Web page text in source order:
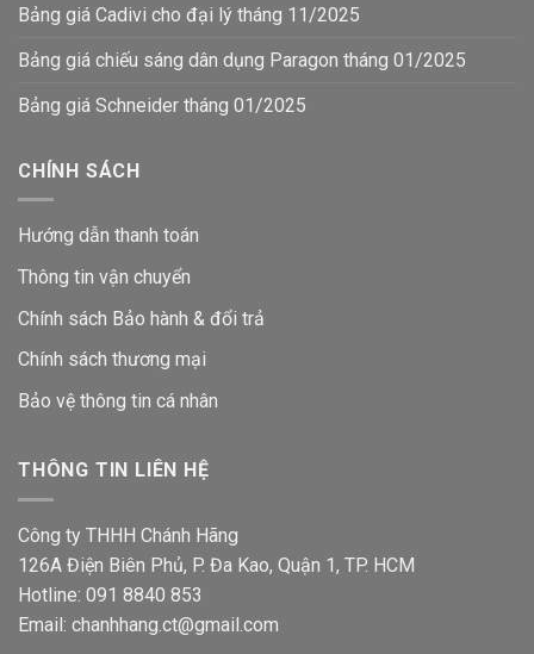
Bảng giá Cadivi cho đại lý tháng 11/2025
Bảng giá chiếu sáng dân dụng Paragon tháng 01/2025
Bảng giá Schneider tháng 01/2025
CHÍNH SÁCH
Hướng dẫn thanh toán
Thông tin vận chuyển
Chính sách Bảo hành & đổi trả
Chính sách thương mại
Bảo vệ thông tin cá nhân
THÔNG TIN LIÊN HỆ
Công ty THHH Chánh Hãng
126A Điện Biên Phủ, P. Đa Kao, Quận 1, TP. HCM
Hotline: 091 8840 853
Email: chanhhang.ct@gmail.com